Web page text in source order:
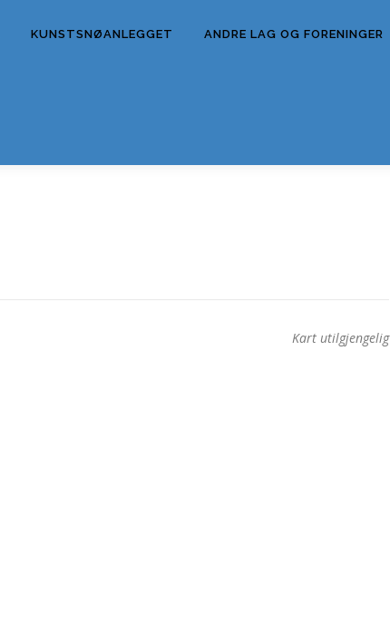
KUNSTSNØANLEGGET ANDRE LAG OG FORENINGER
Kart utilgjengelig